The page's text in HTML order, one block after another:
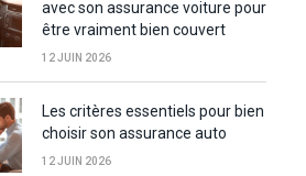
avec son assurance voiture pour
être vraiment bien couvert
12 JUIN 2026
Les critères essentiels pour bien
choisir son assurance auto
12 JUIN 2026